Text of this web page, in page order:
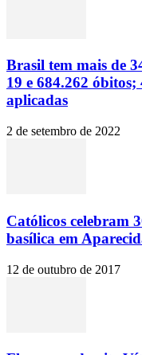
Brasil tem mais de
19 e 684.262
aplicadas
2 de setembro de 2022
Católicos celebram
basílica em
12 de outubro de 2017